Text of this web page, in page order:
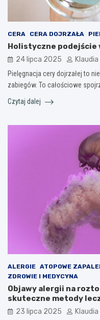
CERA CERA DOJRZAŁA
Holistyczne podejście
24 lipca 2025
Pielęgnacja cery dojrzałej to
zabiegów. To całościowe
Czytaj dalej
ALERGIE ATOPOWE
ZDROWIE I MEDYCYNA
Objawy alergii na
skuteczne metody
23 lipca 2025